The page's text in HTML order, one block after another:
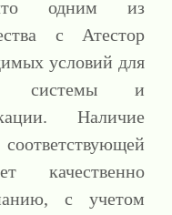
одним из
с Атестор
условий для
системы и
Наличие
качественно
с учетом